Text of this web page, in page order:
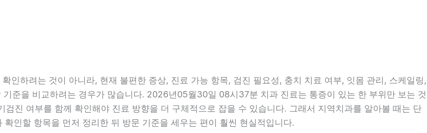
인하려는 것이 아니라, 현재 불편한 증상, 진료 가능 항목, 검진 필요성, 충치 치료 여부, 잇몸 관리, 스케일링,
준을 비교하려는 경우가 많습니다. 2026년05월30일 08시37분 치과 진료는 통증이 있는 한 부위만 보는 것
진 여부를 함께 확인해야 진료 방향을 더 구체적으로 잡을 수 있습니다. 그래서 지역치과를 알아볼 때는 단
인할 항목을 먼저 정리한 뒤 방문 기준을 세우는 편이 훨씬 현실적입니다.